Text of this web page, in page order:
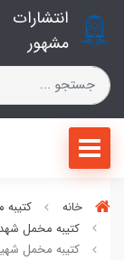
انتشارات
مشهور
خانه
کتیبه مخمل
کتیبه مخمل